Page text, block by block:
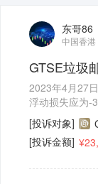
东哥86
中国香港
GTSE垃圾
2023年4月27
浮动损失应为-
台客服和客户
任！
[投诉对象]
[投诉金额]